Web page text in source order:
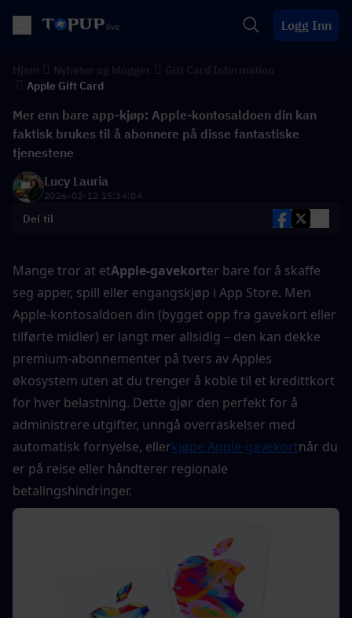
Logg Inn
Apple Gift Card
Mer enn bare app-kjøp: Apple-kontosaldoen din kan
faktisk brukes til å abonnere på disse fantastiske
tjenestene
Lucy Lauria
2026-02-12 15:34:04
Del til
Mange tror at etApple-gavekorter bare for å skaffe
seg apper, spill eller engangskjøp i App Store. Men
Apple-kontosaldoen din (bygget opp fra gavekort eller
tilførte midler) er langt mer allsidig – den kan dekke
premium-abonnementer på tvers av Apples
økosystem uten at du trenger å koble til et kredittkort
for hver belastning. Dette gjør den perfekt for å
administrere utgifter, unngå overraskelser med
automatisk fornyelse, ellerkjøpe Apple-gavekortnår du
er på reise eller håndterer regionale
betalingshindringer.